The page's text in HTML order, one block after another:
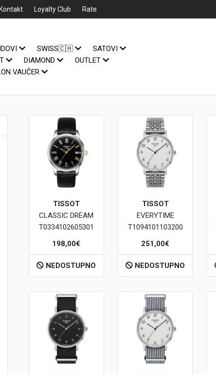
Kontakt Loyalty Club Rate
SWISS🇨🇭
SATOVI
DIAMOND
OUTLET
VAUČER
TISSOT
CLASSIC DREAM
T0334102605301
198,00€
NEDOSTUPNO
TISSOT
EVERYTIME
T1094101103200
251,00€
NEDOSTUPNO